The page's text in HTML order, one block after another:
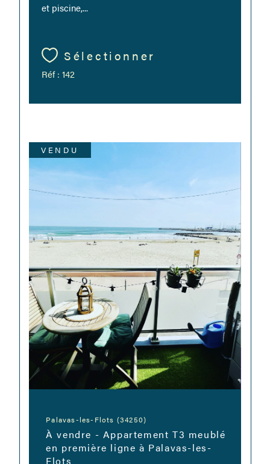
et piscine,...
Sélectionner
Réf : 142
Palavas-les-Flots (34250)
À vendre - Appartement T3 meublé
en première ligne à Palavas-les-
Flots
VENDU